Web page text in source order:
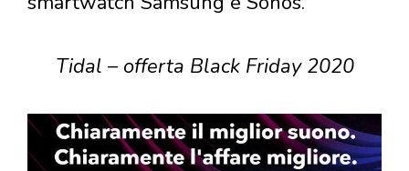
Tidal – offerta Black Friday 2020